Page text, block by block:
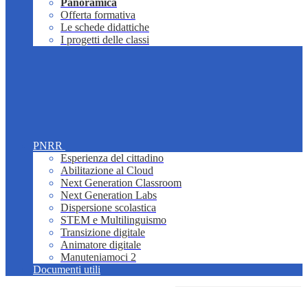
Panoramica
Offerta formativa
Le schede didattiche
I progetti delle classi
PNRR
Esperienza del cittadino
Abilitazione al Cloud
Next Generation Classroom
Next Generation Labs
Dispersione scolastica
STEM e Multilinguismo
Transizione digitale
Animatore digitale
Manuteniamoci 2
Documenti utili